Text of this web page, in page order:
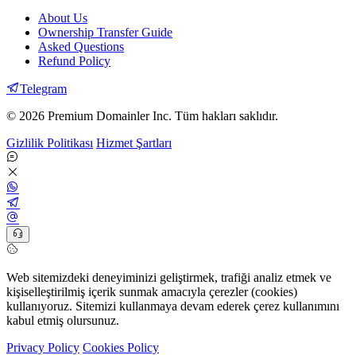
About Us
Ownership Transfer Guide
Asked Questions
Refund Policy
Telegram
© 2026 Premium Domainler Inc. Tüm hakları saklıdır.
Gizlilik Politikası Hizmet Şartları
Web sitemizdeki deneyiminizi geliştirmek, trafiği analiz etmek ve
kişiselleştirilmiş içerik sunmak amacıyla çerezler (cookies)
kullanıyoruz. Sitemizi kullanmaya devam ederek çerez kullanımını
kabul etmiş olursunuz.
Privacy Policy Cookies Policy